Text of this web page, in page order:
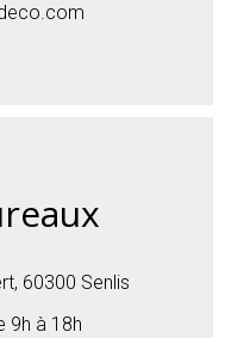
60300 Senlis
9h à 18h